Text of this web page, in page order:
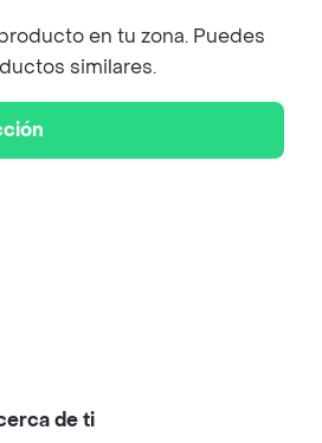
en tu zona. Puedes
similares.
de ti